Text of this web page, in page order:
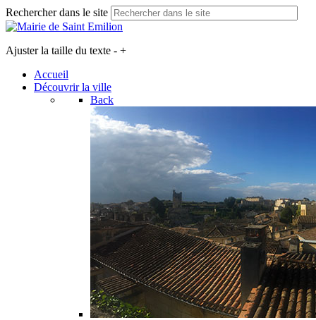
Rechercher dans le site
Ajuster la taille du texte - +
Accueil
Découvrir la ville
Back